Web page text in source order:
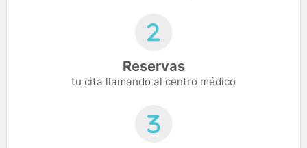
Reservas
tu cita llamando al centro médico